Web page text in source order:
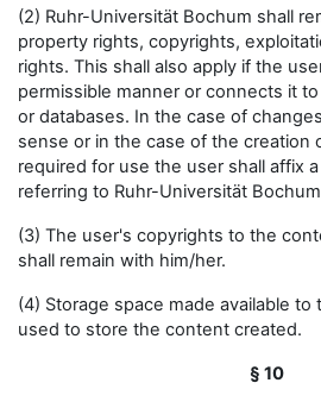
(2) Ruhr-Universität Bochum shall
property rights, copyrights,
rights. This shall also apply if the
permissible manner or connects it
or databases. In the case of
sense or in the case of the creation
required for use the user shall affix
referring to Ruhr-Universität
(3) The user's copyrights to the
shall remain with him/her.
(4) Storage space made available to
used to store the content created.
§ 10